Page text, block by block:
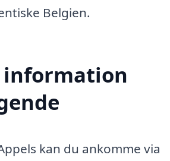
Belgien.
information
kan du ankomme via